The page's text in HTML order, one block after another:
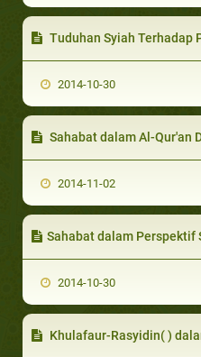
Tuduhan Syiah Terhadap
2014-10-30
Sahabat dalam Al-Qur'an
2014-11-02
Sahabat dalam Perspektif
2014-10-30
Khulafaur-Rasyidin( )